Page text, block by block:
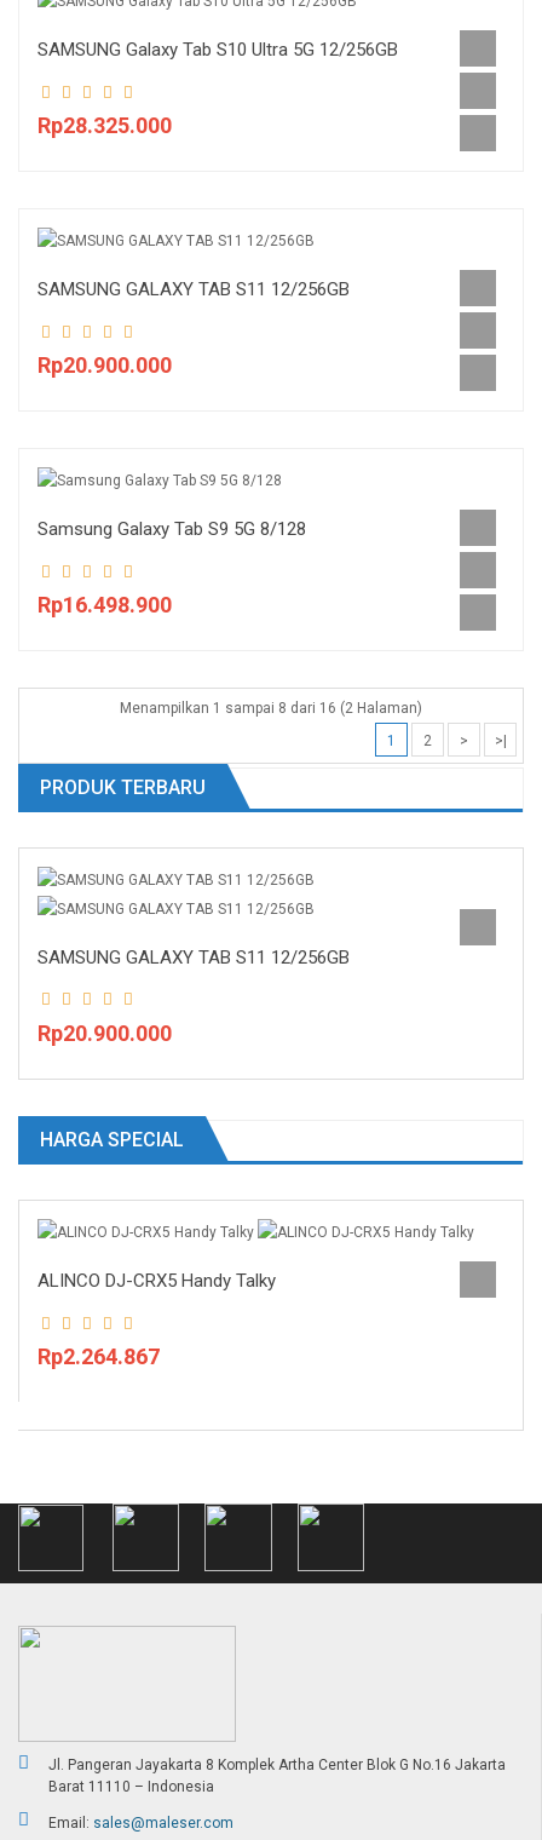
SAMSUNG Galaxy Tab S10 Ultra 5G 12/256GB
Rp28.325.000
SAMSUNG GALAXY TAB S11 12/256GB
Rp20.900.000
Samsung Galaxy Tab S9 5G 8/128
Rp16.498.900
Menampilkan 1 sampai 8 dari 16 (2 Halaman)
1
2 > >|
PRODUK TERBARU
SAMSUNG GALAXY TAB S11 12/256GB
Rp20.900.000
HARGA SPECIAL
ALINCO DJ-CRX5 Handy Talky
Rp2.264.867
Jl. Pangeran Jayakarta 8 Komplek Artha Center Blok G No.16 Jakarta
Barat 11110 – Indonesia
Email: sales@maleser.com